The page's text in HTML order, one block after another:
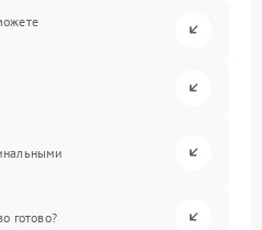
готово?